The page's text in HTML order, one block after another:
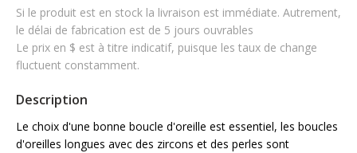
Si le produit est en stock la livraison est immédiate. Autrement,
le délai de fabrication est de 5 jours ouvrables
Le prix en $ est à titre indicatif, puisque les taux de change
fluctuent constamment.
Description
Le choix d'une bonne boucle d'oreille est essentiel, les boucles
d'oreilles longues avec des zircons et des perles sont